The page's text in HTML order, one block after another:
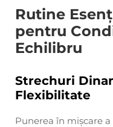
Rutine
pentru
Echilibru
Strechuri
Flexibilitate
Punerea în mișcare